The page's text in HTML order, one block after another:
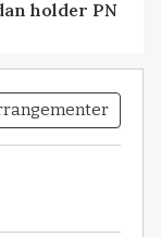
holder PN